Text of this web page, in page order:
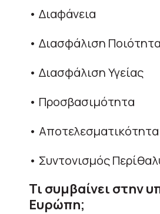
• Διαφάνεια
• Διασφάλιση
• Διασφάλιση Υγείας
• Προσβασιμότητα
• Αποτελεσματικότητα
• Συντονισμός
Τι συμβαίνει στην
Ευρώπη;